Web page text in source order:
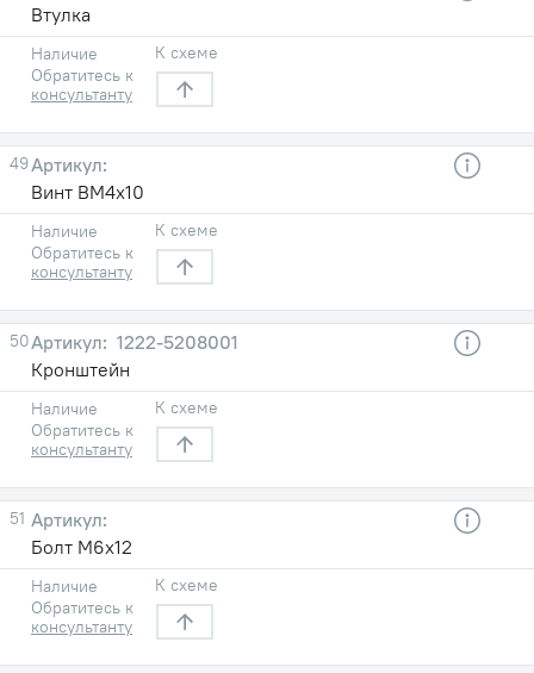
Втулка
Наличие
Обратитесь к
консультанту
К схеме
49
Винт ВМ4х10
Наличие
Обратитесь к
консультанту
К схеме
50
1222-5208001
Кронштейн
Наличие
Обратитесь к
консультанту
К схеме
51
Болт М6х12
Наличие
Обратитесь к
консультанту
К схеме